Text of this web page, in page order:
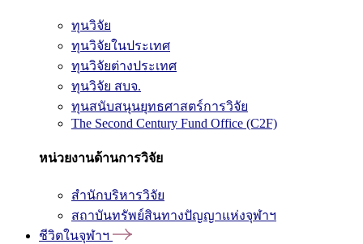
ทุนวิจัย
ทุนวิจัยในประเทศ
ทุนวิจัยต่างประเทศ
ทุนวิจัย สบจ.
ทุนสนับสนุนยุทธศาสตร์การวิจัย
The Second Century Fund Office (C2F)
หน่วยงานด้านการวิจัย
สำนักบริหารวิจัย
สถาบันทรัพย์สินทางปัญญาแห่งจุฬาฯ
ชีวิตในจุฬาฯ